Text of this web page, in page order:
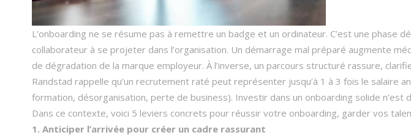
L’onboarding ne se résume pas à remettre un badge et un ordinateur. C’est une phase
collaborateur à se projeter dans l’organisation. Un démarrage mal préparé augmente
de dégradation de la marque employeur. À l’inverse, un parcours structuré rassure,
Randstad rappelle qu’un recrutement raté peut représenter jusqu’à 1 à 3 fois le
formation, désorganisation, perte de business). Investir dans un onboarding solide
Dans ce contexte, voici 5 leviers concrets pour réussir votre onboarding, garder vos
1. Anticiper l’arrivée pour créer un cadre rassurant